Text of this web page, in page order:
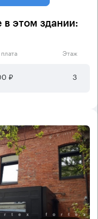
этом здании:
Этаж
₽ 3